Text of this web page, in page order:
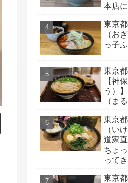
本店
東京
（お
っ子
東京
【神
う）
（ま
東京
（い
道家
ちょ
って
東京